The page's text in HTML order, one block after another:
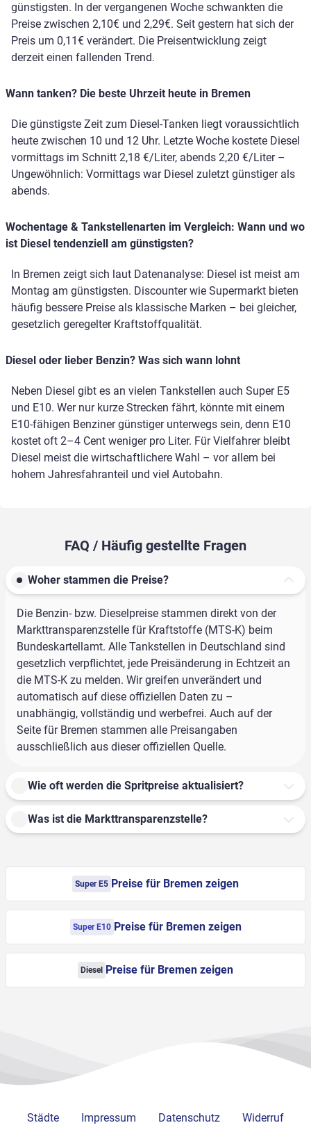
günstigsten. In der vergangenen Woche schwankten die
Preise zwischen 2,10€ und 2,29€. Seit gestern hat sich der
Preis um 0,11€ verändert. Die Preisentwicklung zeigt
derzeit einen fallenden Trend.
Wann tanken? Die beste Uhrzeit heute in Bremen
Die günstigste Zeit zum Diesel-Tanken liegt voraussichtlich
heute zwischen 10 und 12 Uhr. Letzte Woche kostete Diesel
vormittags im Schnitt 2,18 €/Liter, abends 2,20 €/Liter –
Ungewöhnlich: Vormittags war Diesel zuletzt günstiger als
abends.
Wochentage & Tankstellenarten im Vergleich: Wann und wo
ist Diesel tendenziell am günstigsten?
In Bremen zeigt sich laut Datenanalyse: Diesel ist meist am
Montag am günstigsten. Discounter wie Supermarkt bieten
häufig bessere Preise als klassische Marken – bei gleicher,
gesetzlich geregelter Kraftstoffqualität.
Diesel oder lieber Benzin? Was sich wann lohnt
Neben Diesel gibt es an vielen Tankstellen auch Super E5
und E10. Wer nur kurze Strecken fährt, könnte mit einem
E10-fähigen Benziner günstiger unterwegs sein, denn E10
kostet oft 2–4 Cent weniger pro Liter. Für Vielfahrer bleibt
Diesel meist die wirtschaftlichere Wahl – vor allem bei
hohem Jahresfahranteil und viel Autobahn.
FAQ / Häufig gestellte Fragen
Woher stammen die Preise?
Die Benzin- bzw. Dieselpreise stammen direkt von der
Markttransparenzstelle für Kraftstoffe (MTS-K) beim
Bundeskartellamt. Alle Tankstellen in Deutschland sind
gesetzlich verpflichtet, jede Preisänderung in Echtzeit an
die MTS-K zu melden. Wir greifen unverändert und
automatisch auf diese offiziellen Daten zu –
unabhängig, vollständig und werbefrei. Auch auf der
Seite für Bremen stammen alle Preisangaben
ausschließlich aus dieser offiziellen Quelle.
Wie oft werden die Spritpreise aktualisiert?
Was ist die Markttransparenzstelle?
Super E5 Preise für Bremen zeigen
Super E10 Preise für Bremen zeigen
Diesel Preise für Bremen zeigen
Städte Impressum Datenschutz Widerruf